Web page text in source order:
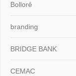
Bolloré
branding
BRIDGE BANK
CEMAC